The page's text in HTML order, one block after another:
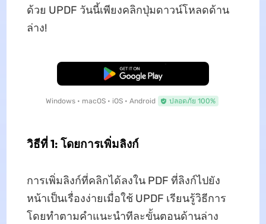
ด้วย UPDF วันนี้เพียงคลิกปุ่มดาวน์โหลดด้าน
ล่าง!
ดาวน์โหลดฟรี
Windows • macOS • iOS • Android ปลอดภัย 100%
วิธีที่ 1: โดยการเพิ่มลิงก์
การเพิ่มลิงก์ที่คลิกได้ลงใน PDF ที่ลิงก์ไปยัง
หน้าเป็นเรื่องง่ายเมื่อใช้ UPDF เรียนรู้วิธีการ
โดยทำตามคำแนะนำทีละขั้นตอนด้านล่าง